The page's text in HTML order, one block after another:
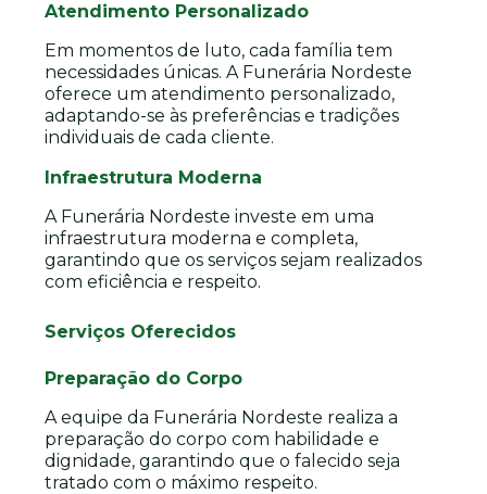
Atendimento Personalizado
Em momentos de luto, cada família tem
necessidades únicas. A Funerária Nordeste
oferece um atendimento personalizado,
adaptando-se às preferências e tradições
individuais de cada cliente.
Infraestrutura Moderna
A Funerária Nordeste investe em uma
infraestrutura moderna e completa,
garantindo que os serviços sejam realizados
com eficiência e respeito.
Serviços Oferecidos
Preparação do Corpo
A equipe da Funerária Nordeste realiza a
preparação do corpo com habilidade e
dignidade, garantindo que o falecido seja
tratado com o máximo respeito.